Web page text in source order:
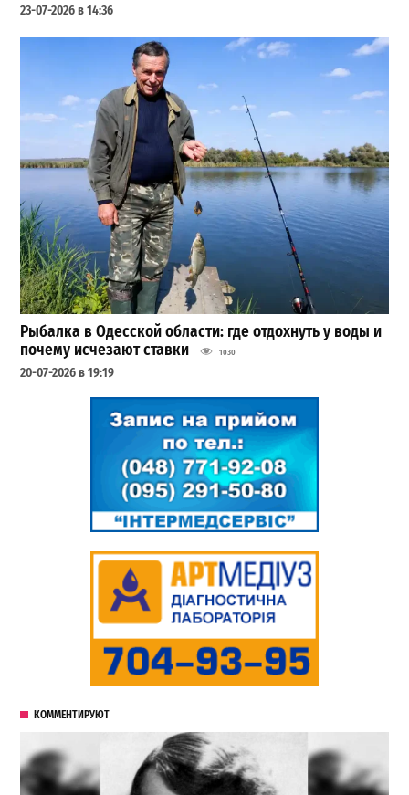
23-07-2026 в 14:36
Рыбалка в Одесской области: где отдохнуть у воды и
почему исчезают ставки
1030
20-07-2026 в 19:19
КОММЕНТИРУЮТ